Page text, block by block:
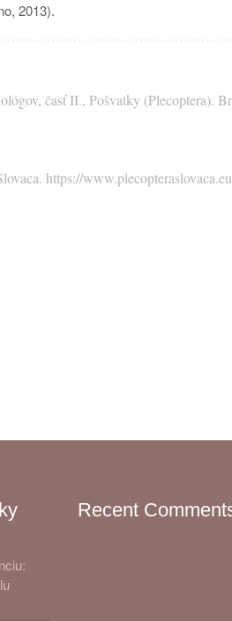
2013).
časť II., Pošvatky (Plecoptera).
https://
Recent